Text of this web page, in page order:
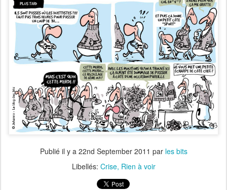
Publié il y a 22nd September 2011 par les bits
Libellés: Crise Rien à voir